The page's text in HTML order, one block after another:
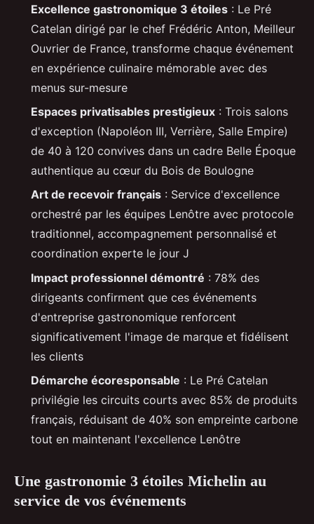
Excellence gastronomique 3 étoiles : Le Pré
Catelan dirigé par le chef Frédéric Anton, Meilleur
Ouvrier de France, transforme chaque événement
en expérience culinaire mémorable avec des
menus sur-mesure
Espaces privatisables prestigieux : Trois salons
d'exception (Napoléon III, Verrière, Salle Empire)
de 40 à 120 convives dans un cadre Belle Époque
authentique au cœur du Bois de Boulogne
Art de recevoir français : Service d'excellence
orchestré par les équipes Lenôtre avec protocole
traditionnel, accompagnement personnalisé et
coordination experte le jour J
Impact professionnel démontré : 78% des
dirigeants confirment que ces événements
d'entreprise gastronomique renforcent
significativement l'image de marque et fidélisent
les clients
Démarche écoresponsable : Le Pré Catelan
privilégie les circuits courts avec 85% de produits
français, réduisant de 40% son empreinte carbone
tout en maintenant l'excellence Lenôtre
Une gastronomie 3 étoiles Michelin au
service de vos événements